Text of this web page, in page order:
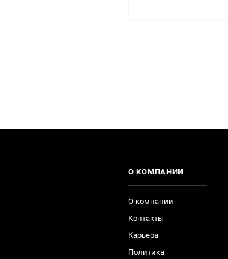
О КОМПАНИИ
О компании
Контакты
Карьера
Политика